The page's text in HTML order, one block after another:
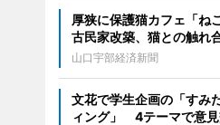
厚狭に保護猫カフェ「ね
古民家改築、猫との触れ
山口宇部経済新聞
文花で学生企画の「すみ
ィング」 4テーマで意